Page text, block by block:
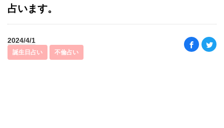
占います。
2024/4/1
誕生日占い 不倫占い